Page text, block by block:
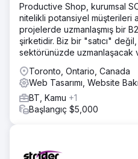
Productive Shop, kurumsal
nitelikli potansiyel müşterileri
projelerde uzmanlaşmış bir
şirketidir. Biz bir "satıcı"
sektörünüzde uzmanlaşacak
Toronto, Ontario, Canada
Web Tasarımı, Website
BT, Kamu +1
Başlangıç $5,000